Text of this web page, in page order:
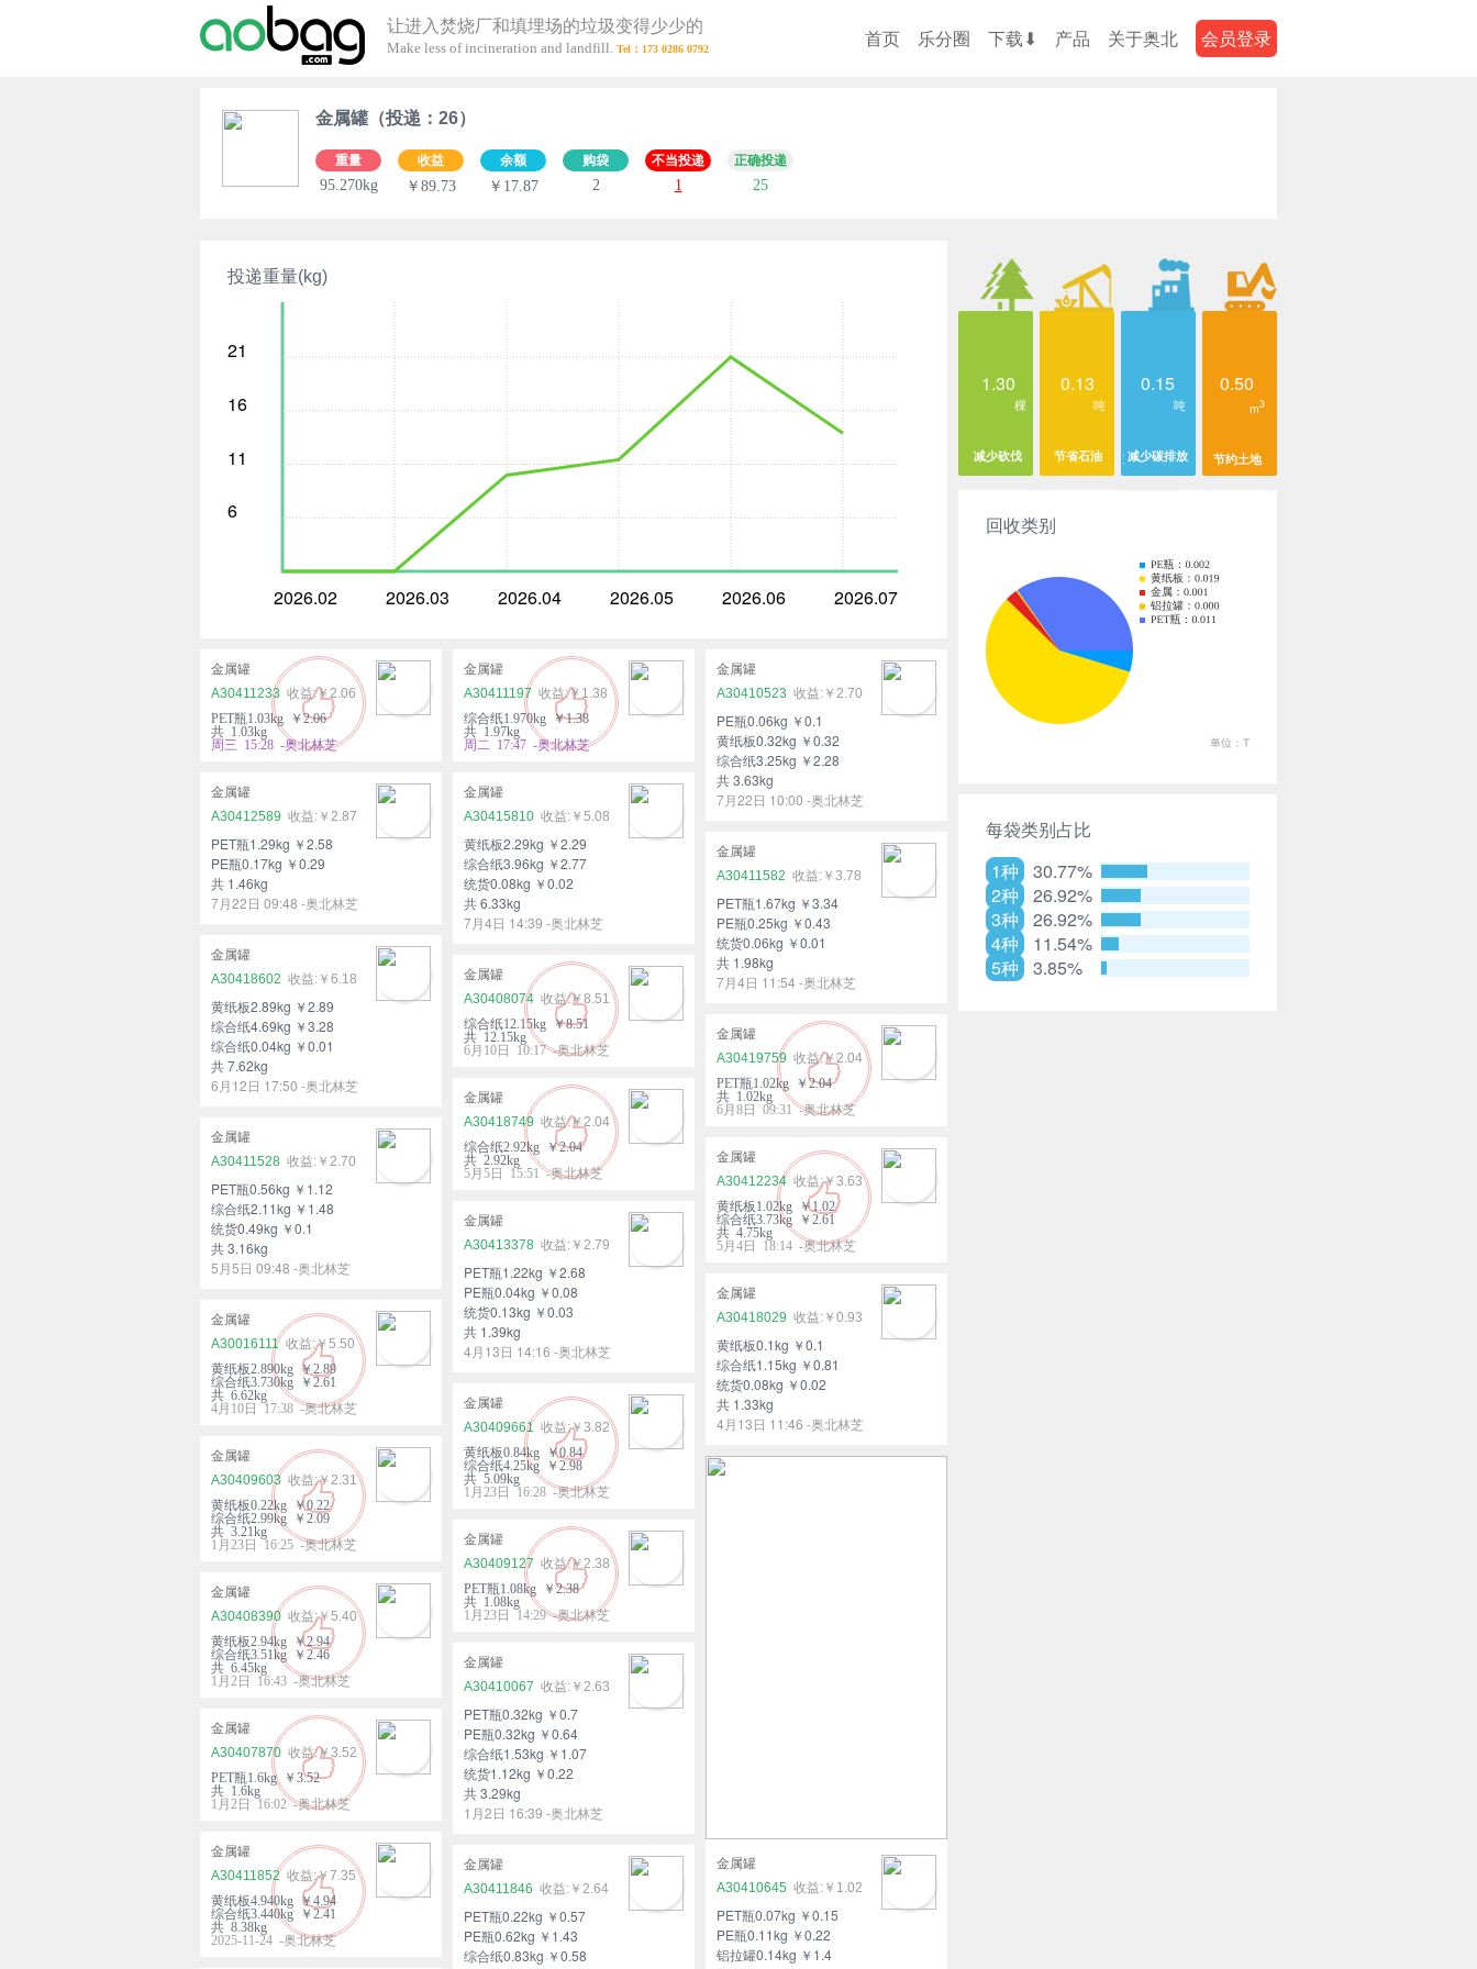
让进入焚烧厂和填埋场的垃圾变得少少的
Make less of incineration and landfill. 首页 乐分圈 下载⬇ 产品 关于奥北 会员登录
金属罐（投递：26）
重量
95.270kg
收益
￥89.73
余额
￥17.87
购袋
2
不当投递
1
正确投递
25
投递重量(kg)
21
16
11
6
2026.02 2026.03 2026.04 2026.05 2026.06 2026.07
金属罐
A30411233
￥2.06
PET瓶1.03kg ￥2.06
共 1.03kg
周三 15:28 -奥北林芝
金属罐
A30411197
￥1.38
综合纸1.970kg ￥1.38
共 1.97kg
周二 17:47 -奥北林芝
金属罐
A30410523
￥2.70
PE瓶0.06kg ￥0.1
黄纸板0.32kg ￥0.32
综合纸3.25kg ￥2.28
共 3.63kg
7月22日 10:00 -奥北林芝
金属罐
A30412589
￥2.87
PET瓶1.29kg ￥2.58
PE瓶0.17kg ￥0.29
共 1.46kg
7月22日 09:48 -奥北林芝
金属罐
A30415810
￥5.08
黄纸板2.29kg ￥2.29
综合纸3.96kg ￥2.77
统货0.08kg ￥0.02
共 6.33kg
7月4日 14:39 -奥北林芝
金属罐
A30411582
￥3.78
PET瓶1.67kg ￥3.34
PE瓶0.25kg ￥0.43
统货0.06kg ￥0.01
共 1.98kg
7月4日 11:54 -奥北林芝
金属罐
A30418602
￥6.18
黄纸板2.89kg ￥2.89
综合纸4.69kg ￥3.28
综合纸0.04kg ￥0.01
共 7.62kg
6月12日 17:50 -奥北林芝
金属罐
A30408074
￥8.51
综合纸12.15kg ￥8.51
共 12.15kg
6月10日 10:17 -奥北林芝
金属罐
A30419759
￥2.04
PET瓶1.02kg ￥2.04
共 1.02kg
6月8日 09:31 -奥北林芝
金属罐
A30418749
￥2.04
综合纸2.92kg ￥2.04
共 2.92kg
5月5日 15:51 -奥北林芝
金属罐
A30411528
￥2.70
PET瓶0.56kg ￥1.12
综合纸2.11kg ￥1.48
统货0.49kg ￥0.1
共 3.16kg
5月5日 09:48 -奥北林芝
金属罐
A30412234
￥3.63
黄纸板1.02kg ￥1.02
综合纸3.73kg ￥2.61
共 4.75kg
5月4日 18:14 -奥北林芝
金属罐
A30413378
￥2.79
PET瓶1.22kg ￥2.68
PE瓶0.04kg ￥0.08
统货0.13kg ￥0.03
共 1.39kg
4月13日 14:16 -奥北林芝
金属罐
A30418029
￥0.93
黄纸板0.1kg ￥0.1
综合纸1.15kg ￥0.81
统货0.08kg ￥0.02
共 1.33kg
4月13日 11:46 -奥北林芝
金属罐
A30016111
￥5.50
黄纸板2.890kg ￥2.89
综合纸3.730kg ￥2.61
共 6.62kg
4月10日 17:38 -奥北林芝
金属罐
A30409661
￥3.82
黄纸板0.84kg ￥0.84
综合纸4.25kg ￥2.98
共 5.09kg
1月23日 16:28 -奥北林芝
金属罐
A30409603
￥2.31
黄纸板0.22kg ￥0.22
综合纸2.99kg ￥2.09
共 3.21kg
1月23日 16:25 -奥北林芝
金属罐
A30410645
￥1.02
PET瓶0.07kg ￥0.15
PE瓶0.11kg ￥0.22
铝拉罐0.14kg ￥1.4
金属罐
A30409127
￥2.38
PET瓶1.08kg ￥2.38
共 1.08kg
1月23日 14:29 -奥北林芝
金属罐
A30408390
￥5.40
黄纸板2.94kg ￥2.94
综合纸3.51kg ￥2.46
共 6.45kg
1月2日 16:43 -奥北林芝
金属罐
A30410067
￥2.63
PET瓶0.32kg ￥0.7
PE瓶0.32kg ￥0.64
综合纸1.53kg ￥1.07
统货1.12kg ￥0.22
共 3.29kg
1月2日 16:39 -奥北林芝
金属罐
A30407870
￥3.52
PET瓶1.6kg ￥3.52
共 1.6kg
1月2日 16:02 -奥北林芝
金属罐
A30411852
￥7.35
黄纸板4.940kg ￥4.94
综合纸3.440kg ￥2.41
共 8.38kg
2025-11-24 -奥北林芝
金属罐
A30411846
￥2.64
PET瓶0.22kg ￥0.57
PE瓶0.62kg ￥1.43
综合纸0.83kg ￥0.58
1.30
棵
减少砍伐
0.13
吨
节省石油
0.15
吨
减少碳排放
0.50
m3
节约土地
回收类别
每袋类别占比
1种
30.77%
2种
26.92%
3种
26.92%
4种
11.54%
5种
3.85%